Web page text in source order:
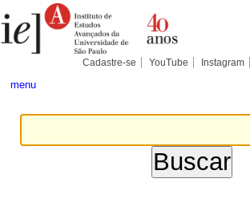
para
conteúdo.
Pessoais
Cadastre-se YouTube Instagram
menu